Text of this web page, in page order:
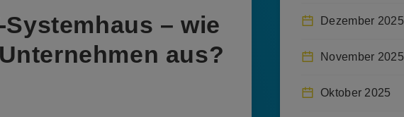
– wie
aus?
Dezember 2025
November 2025
Oktober 2025